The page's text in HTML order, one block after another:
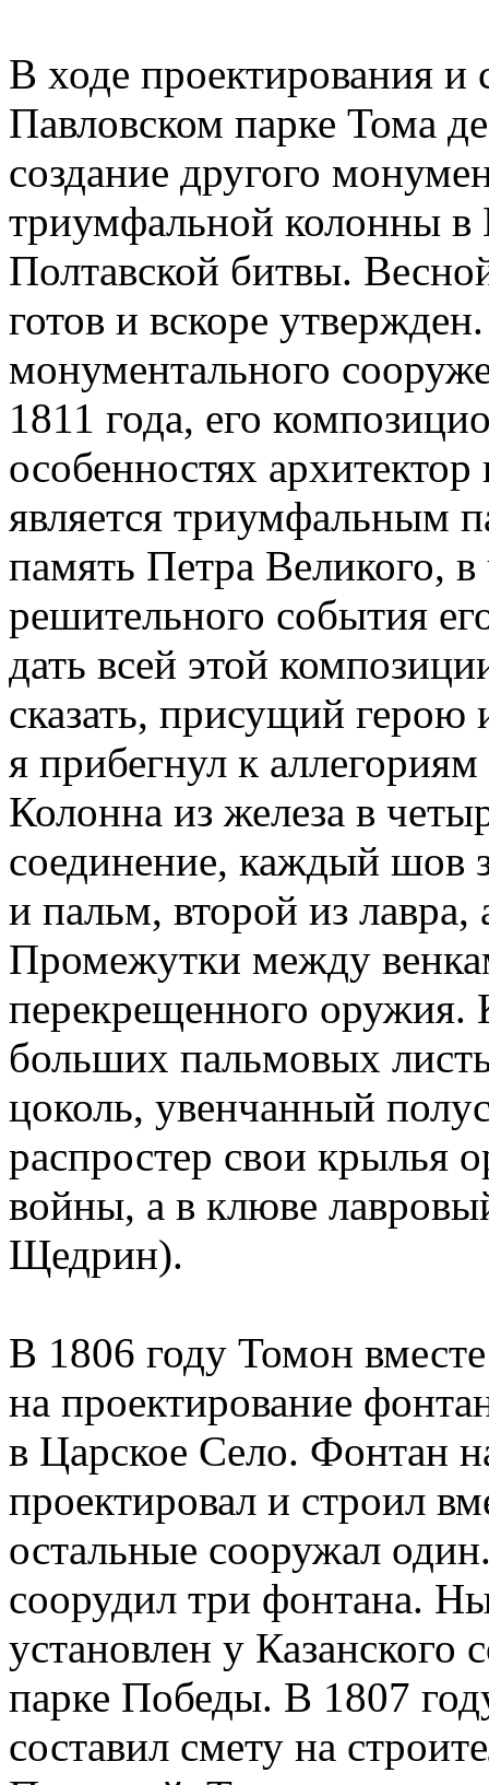
В ходе проектирования и
Павловском парке Тома
создание другого
триумфальной колонны в
Полтавской битвы.
готов и вскоре
монументального
1811 года, его
особенностях
является триумфальным
память Петра Великого,
решительного события
дать всей этой
сказать, присущий герою
я прибегнул к
Колонна из железа в
соединение, каждый шов
и пальм, второй из лавра,
Промежутки между
перекрещенного оружия.
больших пальмовых
цоколь, увенчанный
распростер свои крылья
войны, а в клюве
Щедрин).
В 1806 году Томон
на проектирование
в Царское Село. Фонтан
проектировал и строил
остальные сооружал
соорудил три фонтана.
установлен у
парке Победы. В 1807
составил смету на